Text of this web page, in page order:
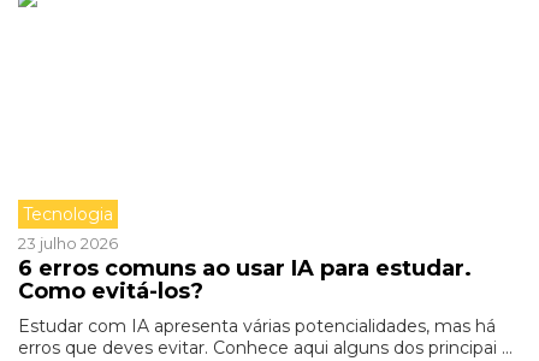
Tecnologia
23 julho 2026
6 erros comuns ao usar IA para estudar.
Como evitá-los?
Estudar com IA apresenta várias potencialidades, mas há
erros que deves evitar. Conhece aqui alguns dos principai ...